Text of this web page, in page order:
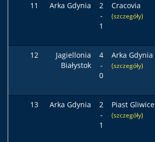
11 Arka Gdynia
2
-
1
Cracovia
(szczegóły)
12
Jagiellonia
Białystok
4
-
0
Arka Gdynia
(szczegóły)
13 Arka Gdynia
2
-
1
Piast Gliwice
(szczegóły)